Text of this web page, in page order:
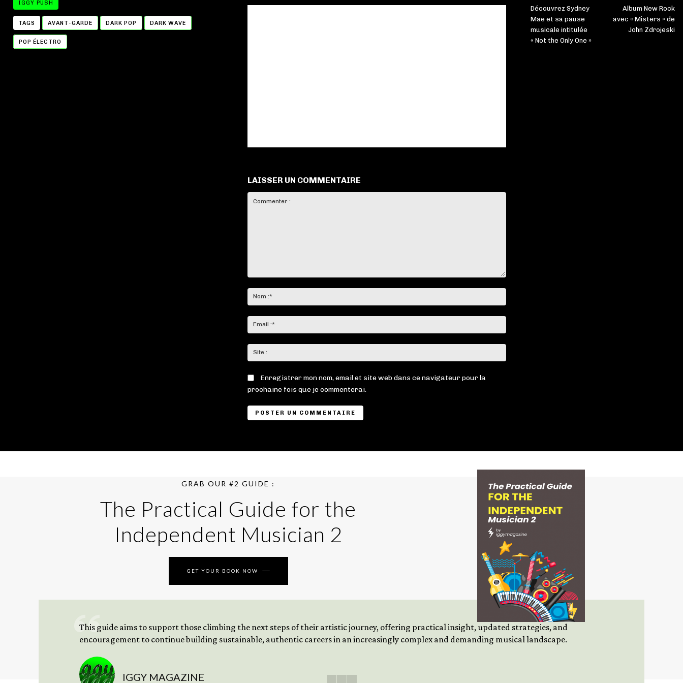
IGGY PUSH
TAGS AVANT-GARDE DARK POP DARK WAVE
POP ÉLECTRO
LAISSER UN COMMENTAIRE
:*
:*
:
Enregistrer mon nom, email et site web dans ce navigateur pour la
prochaine fois que je commenterai.
Découvrez Sydney
Mae et sa pause
musicale intitulée
« Not the Only One »
Album New Rock
avec « Misters » de
John Zdrojeski
GRAB OUR #2 GUIDE :
The Practical Guide for the
Independent Musician 2
GET YOUR BOOK NOW
This guide aims to support those climbing the next steps of their artistic journey, offering practical insight, updated strategies, and
encouragement to continue building sustainable, authentic careers in an increasingly complex and demanding musical landscape.
IGGY MAGAZINE